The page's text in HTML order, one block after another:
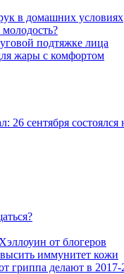
в домашних условиях
подтяжке лица
жары с комфортом
26 сентября
от блогеров
иммунитет кожи
гриппа делают в 2017-